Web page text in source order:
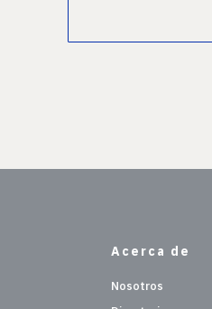
Acerca de
Nosotros